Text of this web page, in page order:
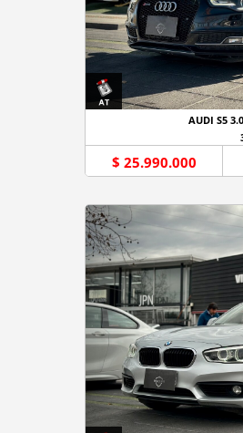
AUDI S5
$ 25.990.000